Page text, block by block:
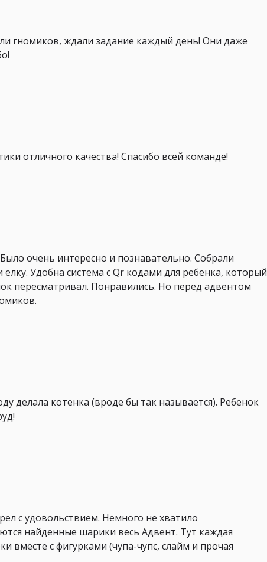
гномиков, ждали задание каждый день! Они даже
отличного качества! Спасибо всей команде!
очень интересно и познавательно. Собрали
Удобна система с Qr кодами для ребенка, который
пересматривал. Понравились. Но перед адвентом
делала котенка (вроде бы так называется). Ребенок
с удовольствием. Немного не хватило
найденные шарики весь Адвент. Тут каждая
вместе с фигурками (чупа-чупс, слайм и прочая